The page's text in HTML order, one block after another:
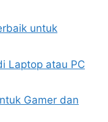
untuk
Laptop atau PC
Gamer dan